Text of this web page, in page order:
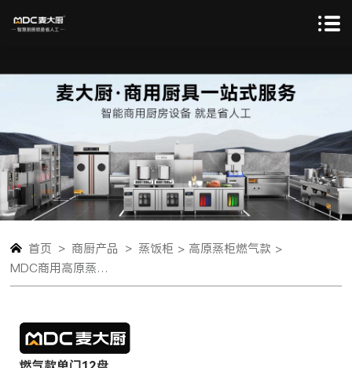
首页 > 商厨产品 > 蒸饭柜 > 高原蒸柜燃气款 >
MDC商用高原蒸柜燃气款12盘单门蒸饭柜